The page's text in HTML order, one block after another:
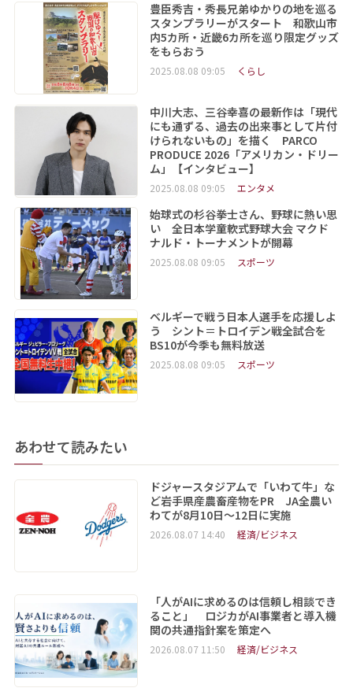
豊臣秀吉・秀長兄弟ゆかりの地を巡る
スタンプラリーがスタート 和歌山市
内5カ所・近畿6カ所を巡り限定グッズ
をもらおう
2025.08.08 09:05 くらし
中川大志、三谷幸喜の最新作は「現代
にも通ずる、過去の出来事として片付
けられないもの」を描く PARCO
PRODUCE 2026「アメリカン・ドリー
ム」【インタビュー】
2025.08.08 09:05 エンタメ
始球式の杉谷拳士さん、野球に熱い思
い 全日本学童軟式野球大会 マクド
ナルド・トーナメントが開幕
2025.08.08 09:05 スポーツ
ベルギーで戦う日本人選手を応援しよ
う シント＝トロイデン戦全試合を
BS10が今季も無料放送
2025.08.08 09:05 スポーツ
あわせて読みたい
ドジャースタジアムで「いわて牛」な
ど岩手県産農畜産物をPR JA全農い
わてが8月10日～12日に実施
2026.08.07 14:40 経済/ビジネス
「人がAIに求めるのは信頼し相談でき
ること」 ロジカがAI事業者と導入機
関の共通指針案を策定へ
2026.08.07 11:50 経済/ビジネス